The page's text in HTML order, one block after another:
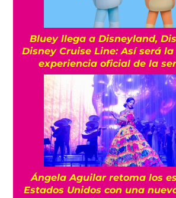
Bluey llega a Disneyland,
Disney Cruise Line: Así será
experiencia oficial de la
Ángela Aguilar retoma los
Estados Unidos con una